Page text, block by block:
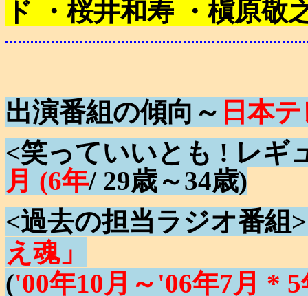
ド ・桜井和寿 ・槇原敬
出演番組の傾向～ 日本
<笑っていいとも ! レギ
月 (6年/ 29歳～34歳)
<過去の担当ラジオ番組>
え魂」
('00年10月～'06年7月 *